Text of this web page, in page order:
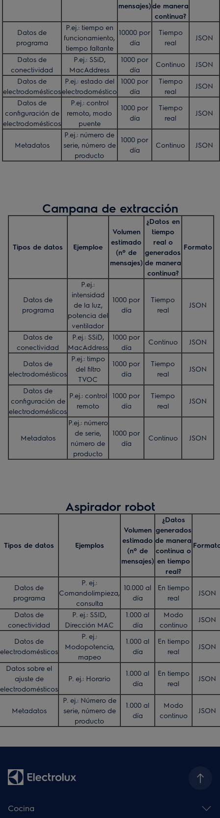
mensajes)de manera
continua?
Datos de
programa
P.ej.: tiempo en
funcionamiento,
tiempo faltante
10000 por
día
Tiempo
real
JSON
Datos de
conectividad
P.ej.: SSiD,
MacAddress
1000 por
día
Continuo
JSON
Datos de
electrodomésticos
P.ej.: estado del
electrodoméstico
1000 por
día
Tiempo
real
JSON
Datos de
configuración de
electrodomésticos
P.ej.: control
remoto, modo
puente
1000 por
día
Tiempo
real
JSON
Metadatos
P.ej.: número de
serie, número de
producto
1000 por
día
Continuo JSON
Campana de extracción
Tipos de datos Ejemploe
Volumen
estimado
(nº de
mensajes)
¿Datos en
tiempo
real o
generados
de manera
continua?
Formato
Datos de
programa
P.ej.:
intensidad
de la luz,
potencia del
ventilador
1000 por
día
Tiempo
real
JSON
Datos de
conectividad
P.ej.: SSiD,
MacAddress
1000 por
día
Continuo JSON
Datos de
electrodomésticos
P.ej.: timpo
del filtro
TVOC
1000 por
día
Tiempo
real
JSON
Datos de
configuración de
electrodomésticos
P.ej.: control
remoto
1000 por
día
Tiempo
real
JSON
Metadatos
P.ej.: número
de serie,
número de
producto
1000 por
día
Continuo JSON
Aspirador robot
Tipos de datos Ejemplos
Volumen
estimado
(nº de
mensajes)
¿Datos
generados
de manera
continua o
en tiempo
real?
Datos de
programa
P. ej.:
Comandolimpieza,
consulta
10.000 al
día
En tiempo
real
JSON
Datos de
conectividad
P. ej.: SSID,
Dirección MAC
1.000 al
día
Modo
continuo
JSON
Datos de
electrodomésticos
P. ej.:
Modopotencia,
mapeo
1.000 al
día
En tiempo
real
JSON
Datos sobre el
ajuste de
electrodomésticos
P. ej.: Horario
1.000 al
día
En tiempo
real
JSON
Metadatos
P. ej.: Número de
serie, número de
producto
1.000 al
día
Modo
continuo
JSON
Cocina